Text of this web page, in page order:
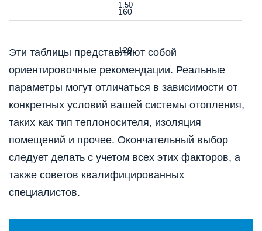
160
1.50
120
Эти таблицы представляют собой
ориентировочные рекомендации. Реальные
параметры могут отличаться в зависимости от
конкретных условий вашей системы отопления,
таких как тип теплоносителя, изоляция
помещений и прочее. Окончательный выбор
следует делать с учетом всех этих факторов, а
также советов квалифицированных
специалистов.